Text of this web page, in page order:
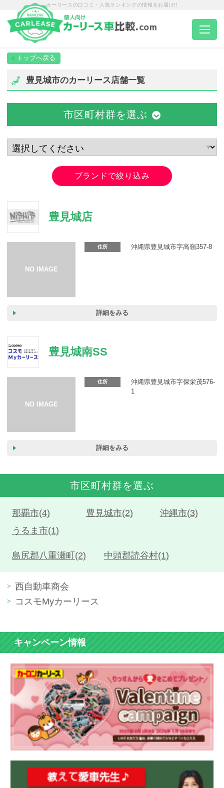
カーリースの口コミ・人気ランキングの情報をお届け!!
トップページ
エリア別ランキング
エリア別店舗一覧
カーリース体験談
豊見城市のカーリース店舗一覧
市区町村群を選ぶ
ブランドで絞り込み
豊見城店
住所 沖縄県豊見城市字高嶺357-8
詳細をみる
豊見城南SS
住所
沖縄県豊見城市字保栄茂576-
1
詳細をみる
市区町村群を選ぶ
那覇市(4) 豊見城市(2)
沖縄市(3)
うるま市(1)
島尻郡八重瀬町(2) 中頭郡読谷村(1)
西自動車商会
コスモMyカーリース
キャンペーン情報